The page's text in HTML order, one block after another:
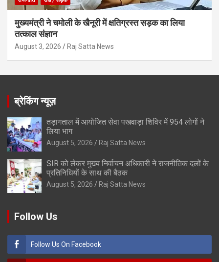
मुख्यमंत्री ने चमोली के खैनूरी में क्षतिग्रस्त सड़क का लिया
तत्काल संज्ञान
August 3, 2026 Raj Satta News
ब्रेकिंग न्यूज़
तड़ागताल में आयोजित सेवा पखवाड़ा शिविर में 954 लोगों ने
लिया भाग
August 5, 2026 Raj Satta News
SIR को लेकर मुख्य निर्वाचन अधिकारी ने राजनीतिक दलों के
प्रतिनिधियों के साथ की बैठक
August 5, 2026 Raj Satta News
Follow Us
Follow Us On Facebook